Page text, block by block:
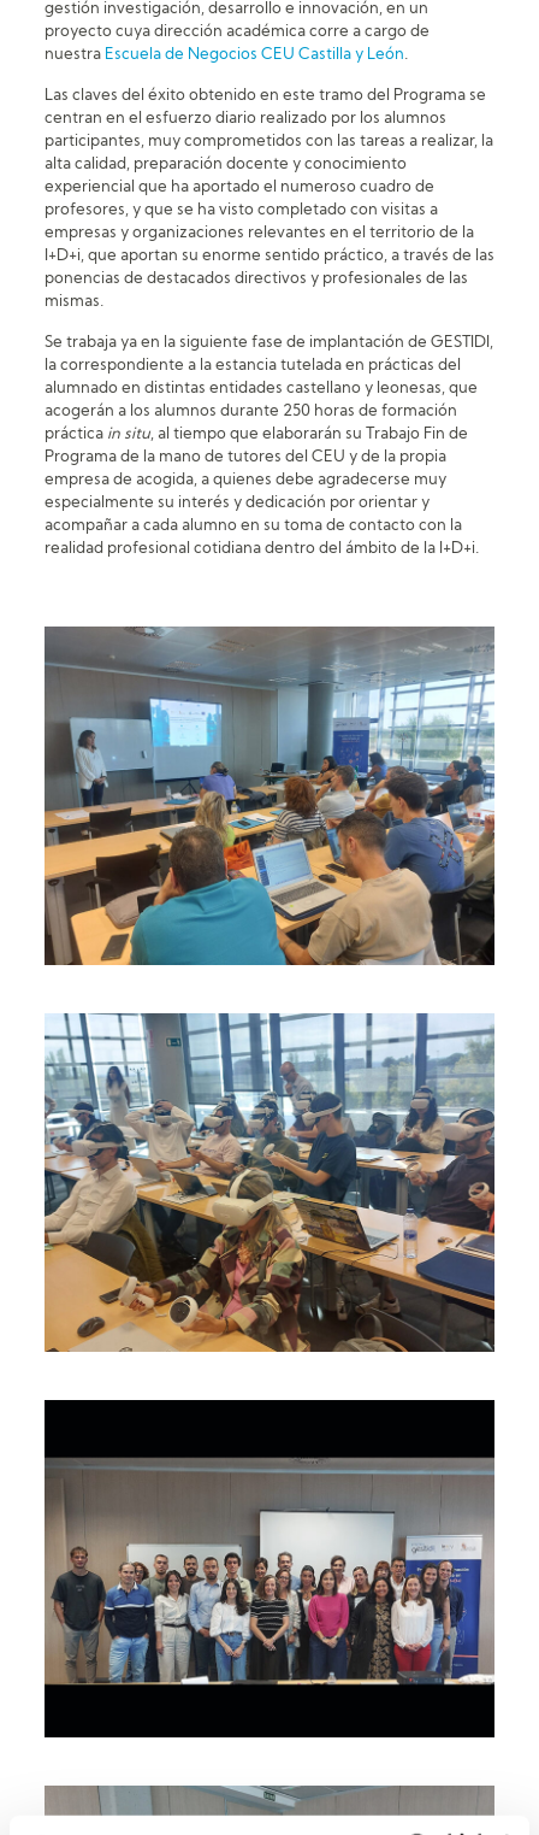
gestión investigación, desarrollo e innovación, en un
proyecto cuya dirección académica corre a cargo de
nuestra Escuela de Negocios CEU Castilla y León.
Las claves del éxito obtenido en este tramo del Programa se
centran en el esfuerzo diario realizado por los alumnos
participantes, muy comprometidos con las tareas a realizar, la
alta calidad, preparación docente y conocimiento
experiencial que ha aportado el numeroso cuadro de
profesores, y que se ha visto completado con visitas a
empresas y organizaciones relevantes en el territorio de la
I+D+i, que aportan su enorme sentido práctico, a través de las
ponencias de destacados directivos y profesionales de las
mismas.
Se trabaja ya en la siguiente fase de implantación de GESTIDI,
la correspondiente a la estancia tutelada en prácticas del
alumnado en distintas entidades castellano y leonesas, que
acogerán a los alumnos durante 250 horas de formación
práctica in situ, al tiempo que elaborarán su Trabajo Fin de
Programa de la mano de tutores del CEU y de la propia
empresa de acogida, a quienes debe agradecerse muy
especialmente su interés y dedicación por orientar y
acompañar a cada alumno en su toma de contacto con la
realidad profesional cotidiana dentro del ámbito de la I+D+i.